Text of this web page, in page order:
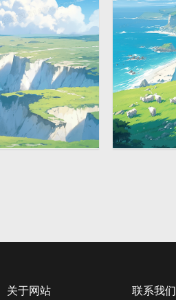
插画
关于网站 联系我们